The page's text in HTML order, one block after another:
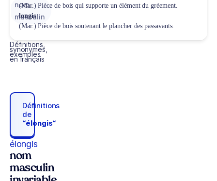
nom
masculin
Définitions,
synonymes,
exemples
en français
Définitions
de
“élongis“
élongis
nom
masculin
(Mar.) Pièce de bois qui supporte un élément du gréement.
longis
(Mar.) Pièce de bois soutenant le plancher des passavants.